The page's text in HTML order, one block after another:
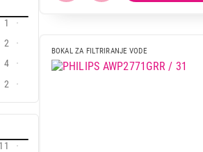
1
2
4
2
11
BOKAL ZA FILTRIRANJE VODE